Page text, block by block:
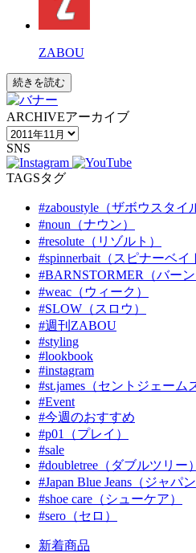
ZABOU
続きを読む
ARCHIVEアーカイブ
SNS
TAGSタグ
#zaboustyle（ザボウスタイ
#noun（ナウン）
#resolute（リゾルト）
#spinnerbait（スピナーベイ
#BARNSTORMER（バーン
#weac（ウィーク）
#SLOW（スロウ）
#週刊ZABOU
#styling
#lookbook
#instagram
#st.james（セントジェーム
#Event
#今週のおすすめ
#p01（プレイ）
#sale
#doubletree（ダブルツリー）
#Japan Blue Jeans（ジャパ
#shoe care（シューケア）
#sero（セロ）
新着商品